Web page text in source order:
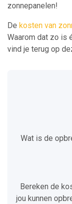
zonnepanelen!
De kosten van
Waarom dat zo is
vind je terug op
Wat is de
Bereken de
jou kunnen